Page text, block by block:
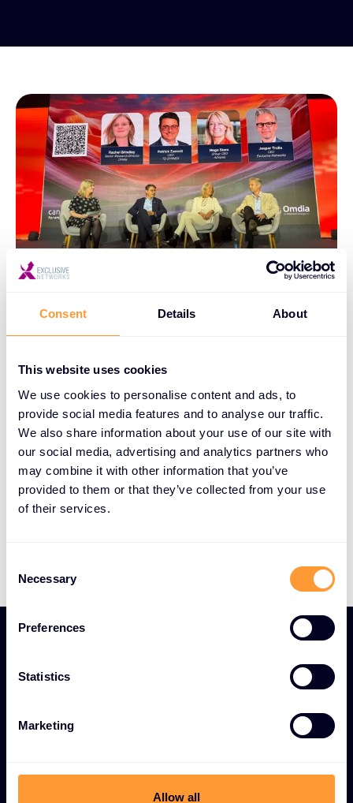
Consent Details About
This website uses cookies
We use cookies to personalise content and ads, to
provide social media features and to analyse our traffic.
We also share information about your use of our site with
our social media, advertising and analytics partners who
may combine it with other information that you’ve
provided to them or that they’ve collected from your use
of their services.
Necessary
Preferences
Statistics
Marketing
Allow all
VEDENIE
tím vedúcich pracovníkov
Skúsený tím inšpiratívnych a operatívne
zmýšľajúcich manažérov s podnikateľskou kultúrou,
ktorá je hnacou silou nášho úspechu. Preskúmajte
ich profily.